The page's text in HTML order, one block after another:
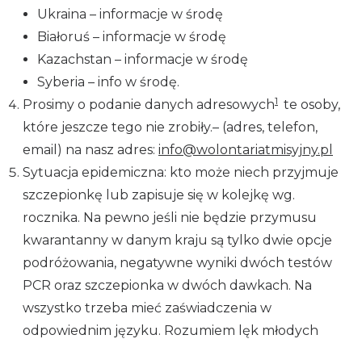
Ukraina – informacje w środę
Białoruś – informacje w środę
Kazachstan – informacje w środę
Syberia – info w środę.
Prosimy o podanie danych adresowych1 te osoby,
które jeszcze tego nie zrobiły.– (adres, telefon,
email) na nasz adres: info@wolontariatmisyjny.pl
Sytuacja epidemiczna: kto może niech przyjmuje
szczepionkę lub zapisuje się w kolejkę wg.
rocznika. Na pewno jeśli nie będzie przymusu
kwarantanny w danym kraju są tylko dwie opcje
podróżowania, negatywne wyniki dwóch testów
PCR oraz szczepionka w dwóch dawkach. Na
wszystko trzeba mieć zaświadczenia w
odpowiednim języku. Rozumiem lęk młodych